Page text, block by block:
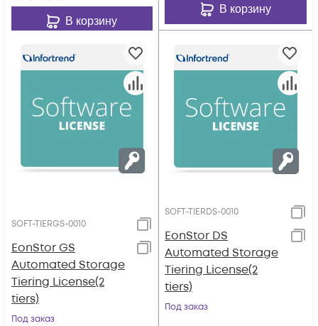
В корзину
В корзину
SOFT-TIERGS-0010
EonStor GS
Automated Storage
Tiering License(2
tiers)
Под заказ
SOFT-TIERDS-0010
EonStor DS
Automated Storage
Tiering License(2
tiers)
Под заказ